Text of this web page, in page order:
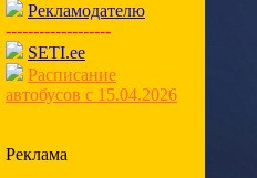
Рекламодателю
-------------------
SETI.ee
Расписание
автобусов с 15.04.2026
Реклама